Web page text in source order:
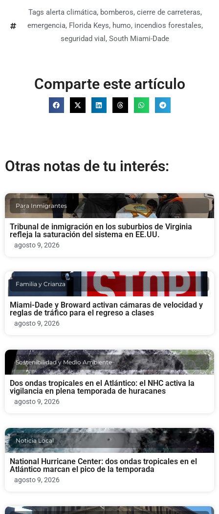
Tags alerta climática, bomberos, cierre de carreteras,
emergencia, Florida Keys, humo, incendios forestales,
seguridad vial , South Miami-Dade
Comparte este artículo
Otras notas de tu interés:
Para Inmigrantes
Tribunal de inmigración en los suburbios de Virginia
refleja la saturación del sistema en EE.UU.
agosto 9, 2026
Familia y Crianza
Miami-Dade y Broward activan cámaras de velocidad y
reglas de tráfico para el regreso a clases
agosto 9, 2026
Sostenibilidad y Medio Ambiente
Dos ondas tropicales en el Atlántico: el NHC activa la
vigilancia en plena temporada de huracanes
agosto 9, 2026
Noticia Local
National Hurricane Center: dos ondas tropicales en el
Atlántico marcan el pico de la temporada
agosto 9, 2026